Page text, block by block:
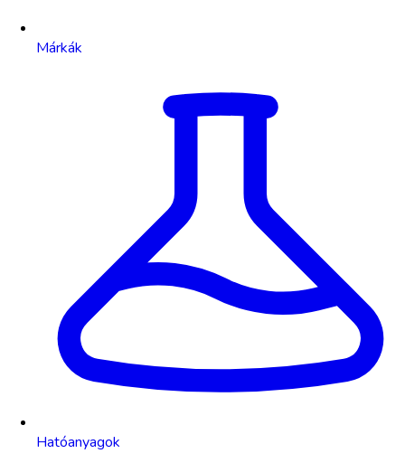
Márkák
Hatóanyagok